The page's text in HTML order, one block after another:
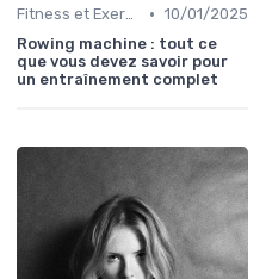
Fitness et Exercices • 10/01/2025
Rowing machine : tout ce
que vous devez savoir pour
un entraînement complet